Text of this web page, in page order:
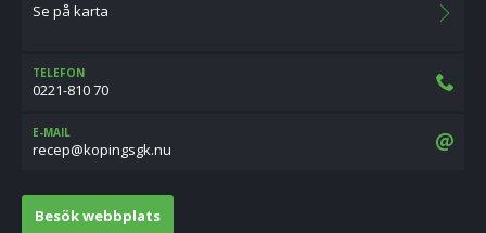
Se på karta
TELEFON
0221-810 70
E-MAIL
un.kgsgnipok@pecer
Besök webbplats